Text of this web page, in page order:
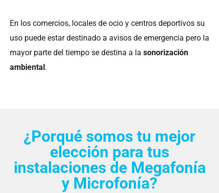
En los comercios, locales de ocio y centros deportivos su
uso puede estar destinado a avisos de emergencia pero la
mayor parte del tiempo se destina a la sonorización
ambiental.
¿Porqué somos tu mejor
elección para tus
instalaciones de Megafonía
y Microfonía?